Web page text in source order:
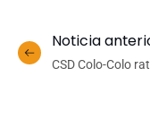
Noticia
CSD Colo-Colo